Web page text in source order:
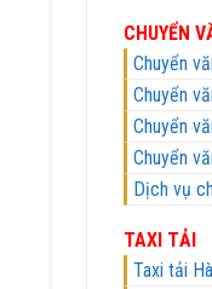
CHUYỂN
Chuyển
Chuyển
Chuyển
Chuyển
Dịch vụ
TAXI TẢI
Taxi tải